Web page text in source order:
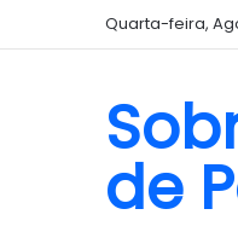
Quarta-feira,
de